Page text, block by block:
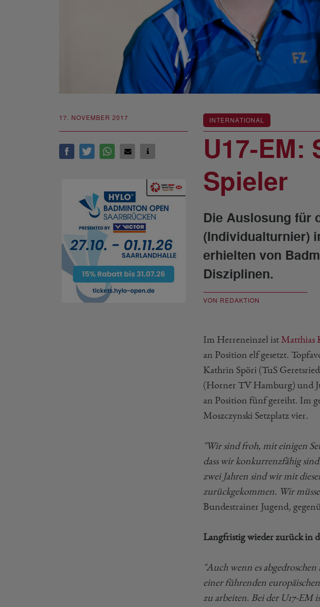
17. NOVEMBER 2017 INTERNATIONAL
U17-EM:
Spieler
Die Auslosung für
(Individualturnier)
erhielten von
Disziplinen.
VON REDAKTION
Im Herreneinzel ist Matthias
an Position elf gesetzt.
Kathrin Spöri (TuS
(Horner TV Hamburg) und
an Position fünf gereiht. Im
Moszczynski Setzplatz vier.
"Wir sind froh, mit einigen
dass wir konkurrenzfähig
zwei Jahren sind wir mit
zurückgekommen. Wir
Bundestrainer Jugend,
Langfristig wieder zurück in
"Auch wenn es
einer führenden
zu arbeiten. Bei der U17-EM